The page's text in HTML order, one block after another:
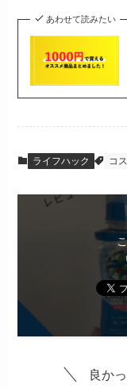
あわせて読みたい
ライフハック コ
良か